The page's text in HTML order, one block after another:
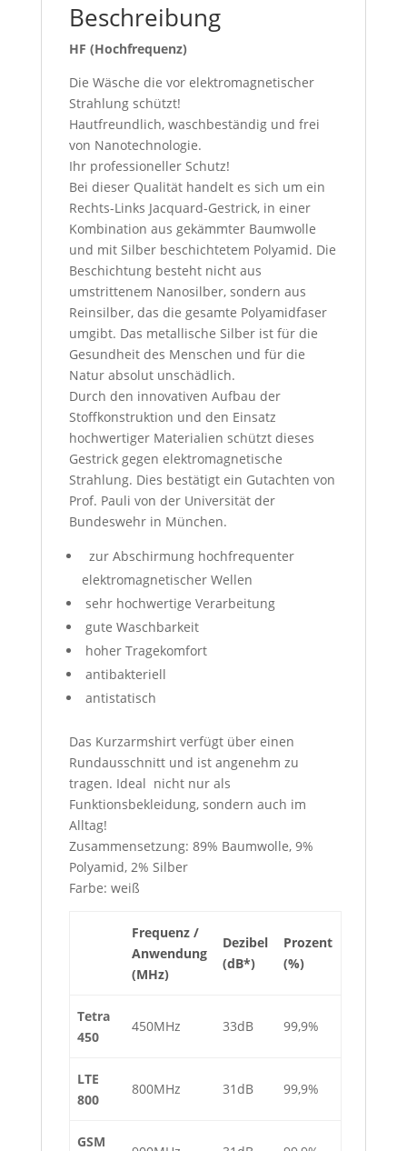
Beschreibung
HF (Hochfrequenz)
Die Wäsche die vor elektromagnetischer
Strahlung schützt!
Hautfreundlich, waschbeständig und frei
von Nanotechnologie.
Ihr professioneller Schutz!
Bei dieser Qualität handelt es sich um ein
Rechts-Links Jacquard-Gestrick, in einer
Kombination aus gekämmter Baumwolle
und mit Silber beschichtetem Polyamid. Die
Beschichtung besteht nicht aus
umstrittenem Nanosilber, sondern aus
Reinsilber, das die gesamte Polyamidfaser
umgibt. Das metallische Silber ist für die
Gesundheit des Menschen und für die
Natur absolut unschädlich.
Durch den innovativen Aufbau der
Stoffkonstruktion und den Einsatz
hochwertiger Materialien schützt dieses
Gestrick gegen elektromagnetische
Strahlung. Dies bestätigt ein Gutachten von
Prof. Pauli von der Universität der
Bundeswehr in München.
zur Abschirmung hochfrequenter
elektromagnetischer Wellen
sehr hochwertige Verarbeitung
gute Waschbarkeit
hoher Tragekomfort
antibakteriell
antistatisch
Das Kurzarmshirt verfügt über einen
Rundausschnitt und ist angenehm zu
tragen. Ideal nicht nur als
Funktionsbekleidung, sondern auch im
Alltag!
Zusammensetzung: 89% Baumwolle, 9%
Polyamid, 2% Silber
Farbe: weiß
Frequenz /
Anwendung
(MHz)
Dezibel
(dB*)
Prozent
(%)
Tetra
450
450MHz 33dB 99,9%
LTE
800
800MHz 31dB 99,9%
GSM